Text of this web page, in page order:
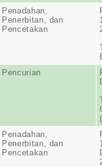
Penadahan,
Penerbitan, dan
Pencetakan
Pencurian
Penadahan,
Penerbitan, dan
Pencetakan